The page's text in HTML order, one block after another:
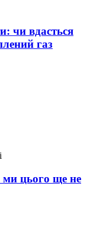
чи вдасться
газ
ми цього ще не